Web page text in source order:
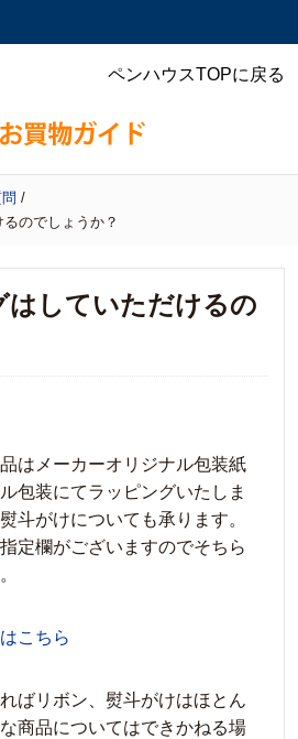
ペンハウスTOPに戻る
/
のでしょうか？
はしていただけるの
はメーカーオリジナル包装紙
包装にてラッピングいたしま
斗がけについても承ります。
定欄がございますのでそちら
こちら
ばリボン、熨斗がけはほとん
商品についてはできかねる場